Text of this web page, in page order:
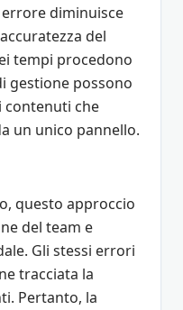
diminuisce
del
tempi procedono
gestione possono
contenuti che
un unico pannello.
questo approccio
del team e
Gli stessi errori
tracciata la
Pertanto, la